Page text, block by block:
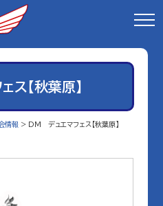
【秋葉原】
情報 > DM デュエマフェス【秋葉原】